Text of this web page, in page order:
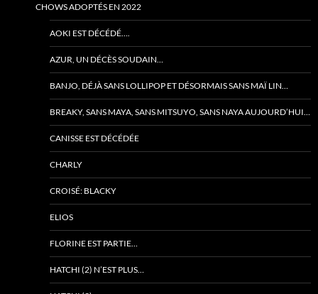
CHOWS ADOPTÉS EN 2022
AOKI EST DÉCÉDÉ….
AZUR, UN DÉCÈS SOUDAIN…
BANJO, DÉJÀ SANS LOLLIPOP ET DÉSORMAIS SANS MAÏ LIN…
BREAKY, SANS MAYA, SANS MITSUYO, SANS NAYA AUJOURD’HUI…
CANISSE EST DÉCÉDÉE
CHARLY
CROISÉ: BLACKY
ELIOS
FLORINE EST PARTIE…
HATCHI (2) N’EST PLUS…